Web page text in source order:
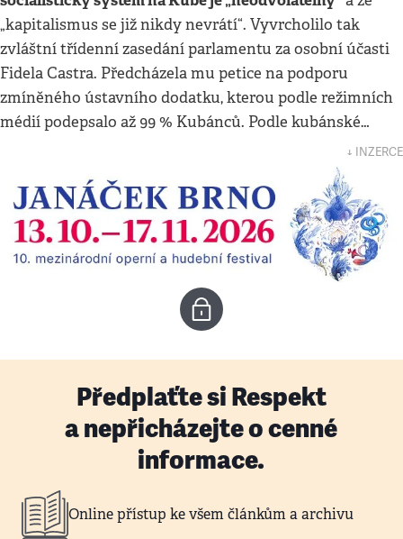
„kapitalismus se již nikdy nevrátí“. Vyvrcholilo tak
zvláštní třídenní zasedání parlamentu za osobní účasti
Fidela Castra. Předcházela mu petice na podporu
zmíněného ústavního dodatku, kterou podle režimních
médií podepsalo až 99 % Kubánců. Podle kubánské…
↓ INZERCE
Předplaťte si Respekt
a nepřicházejte o cenné
informace.
Online přístup ke všem článkům a archivu